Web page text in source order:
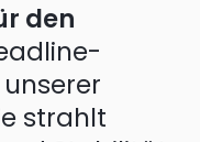
den
strahlt